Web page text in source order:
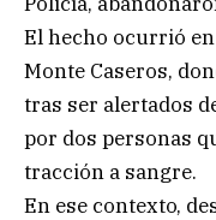
El hecho ocurrió
Monte Caseros,
tras ser alertados
por dos personas
tracción a sangre.
En ese contexto,